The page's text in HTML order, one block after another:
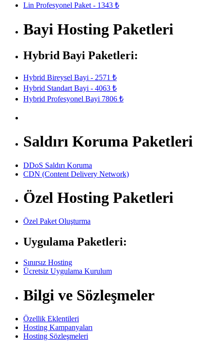
Lin Profesyonel Paket - 1343 ₺
Bayi Hosting Paketleri
Hybrid Bayi Paketleri:
Hybrid Bireysel Bayi - 2571 ₺
Hybrid Standart Bayi - 4063 ₺
Hybrid Profesyonel Bayi 7806 ₺
Saldırı Koruma Paketleri
DDoS Saldırı Koruma
CDN (Content Delivery Network)
Özel Hosting Paketleri
Özel Paket Oluşturma
Uygulama Paketleri:
Sınırsız Hosting
Ücretsiz Uygulama Kurulum
Bilgi ve Sözleşmeler
Özellik Eklentileri
Hosting Kampanyaları
Hosting Sözleşmeleri